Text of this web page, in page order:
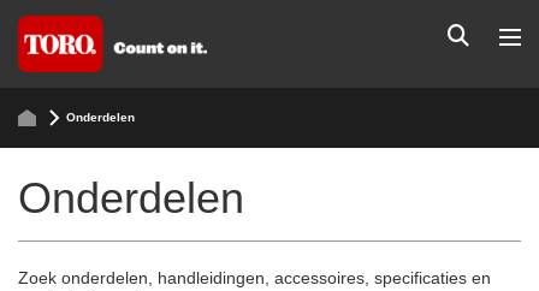
Onderdelen
Onderdelen
Zoek onderdelen, handleidingen, accessoires, specificaties en